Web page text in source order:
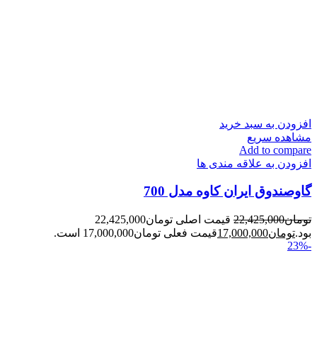
افزودن به سبد خرید
مشاهده سریع
Add to compare
افزودن به علاقه مندی ها
گاوصندوق ایران کاوه مدل 700
تومان22,425,000
قیمت اصلی تومان22,425,000
بود.تومان17,000,000قیمت فعلی تومان17,000,000 است.
-23%